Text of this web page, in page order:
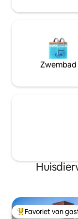
Zwembad
Topfavoriet van
Favoriet van